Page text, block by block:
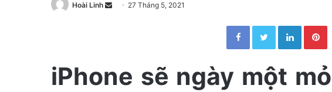
Hoài Linh
n
27 Tháng 5, 2021
Facebook Twitter LinkedIn
iPhone sẽ ngày một